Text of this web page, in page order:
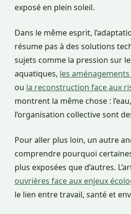
exposé en plein soleil.
Dans le même esprit,
résume pas à des solutions
sujets comme la pression sur
aquatiques, les aménagements
ou la reconstruction face aux
montrent la même chose :
l’organisation collective sont
Pour aller plus loin, un autre
comprendre pourquoi
plus exposées que d’autres.
ouvrières face aux enjeux
le lien entre travail, santé et